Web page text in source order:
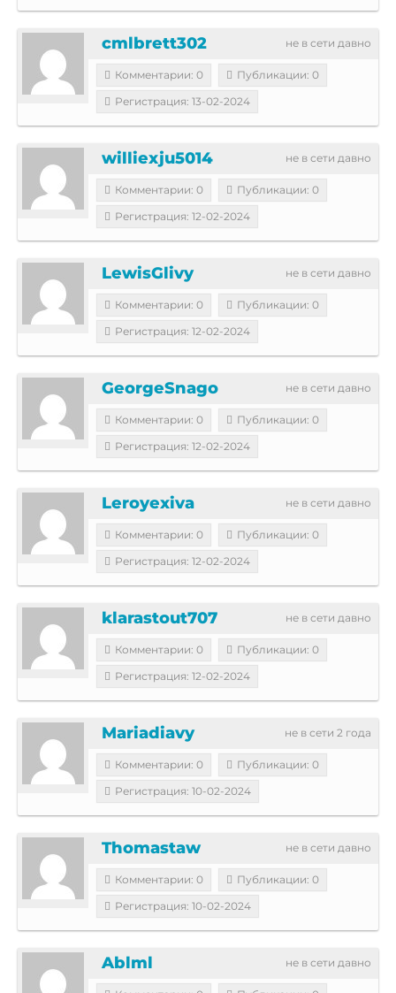
не в сети давно
cmlbrett302
Комментарии: 0
Публикации: 0
Регистрация: 13-02-2024
не в сети давно
williexju5014
Комментарии: 0
Публикации: 0
Регистрация: 12-02-2024
не в сети давно
LewisGlivy
Комментарии: 0
Публикации: 0
Регистрация: 12-02-2024
не в сети давно
GeorgeSnago
Комментарии: 0
Публикации: 0
Регистрация: 12-02-2024
не в сети давно
Leroyexiva
Комментарии: 0
Публикации: 0
Регистрация: 12-02-2024
не в сети давно
klarastout707
Комментарии: 0
Публикации: 0
Регистрация: 12-02-2024
не в сети 2 года
Mariadiavy
Комментарии: 0
Публикации: 0
Регистрация: 10-02-2024
не в сети давно
Thomastaw
Комментарии: 0
Публикации: 0
Регистрация: 10-02-2024
не в сети давно
Ablml